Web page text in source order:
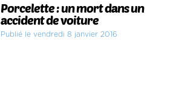
Porcelette : un mort dans un
accident de voiture
Publié le vendredi 8 janvier 2016